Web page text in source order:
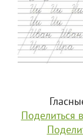
Поделиться